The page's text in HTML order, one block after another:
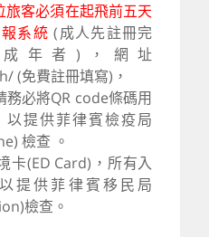
客必須在起飛前五天
報系統(成人先註冊完
年者)，網址
(免費註冊填寫)，
必將QR code條碼用
提供菲律賓檢疫局
檢查 。
卡(ED Card)，所有入
提供菲律賓移民局
檢查。